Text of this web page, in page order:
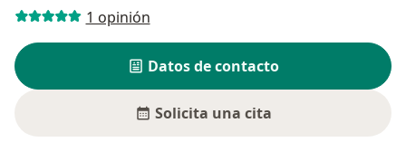
1 opinión
Datos de contacto
Solicita una cita